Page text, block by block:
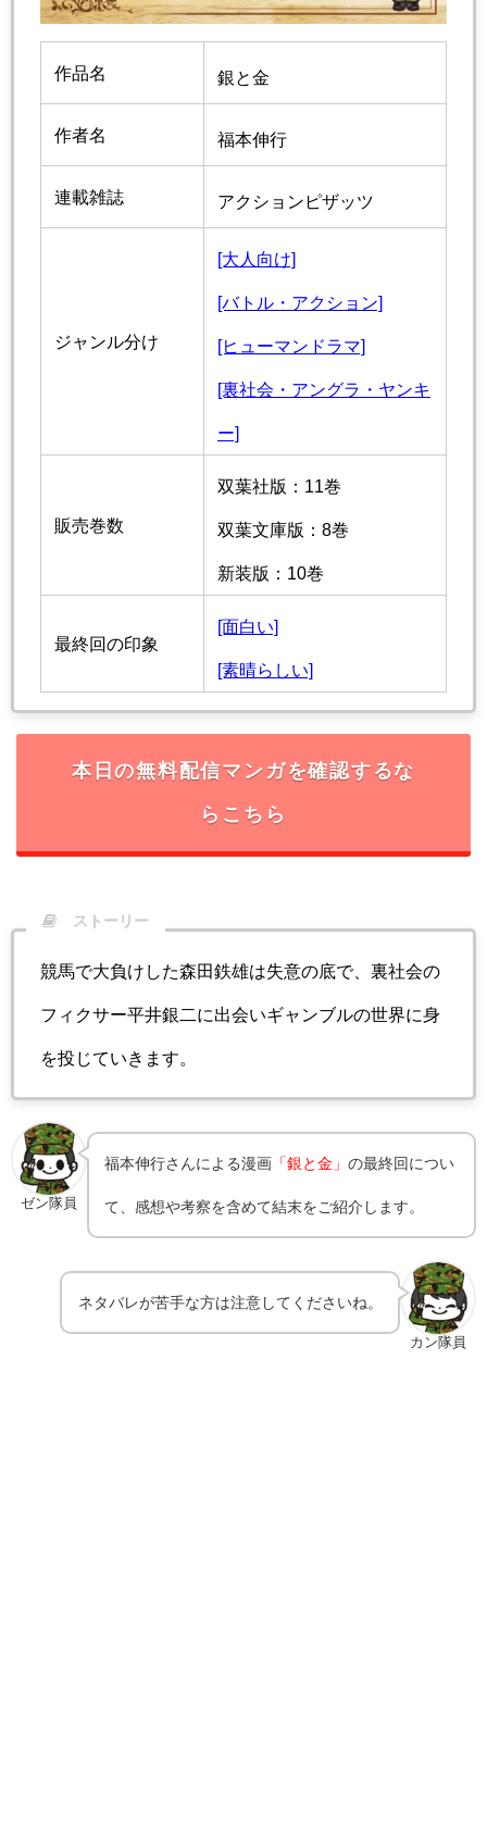
作品名 銀と金
作者名 福本伸行
連載雑誌 アクションピザッツ
ジャンル分け
[大人向け]
[バトル・アクション]
[ヒューマンドラマ]
[裏社会・アングラ・ヤンキ
ー]
販売巻数
双葉社版：11巻
双葉文庫版：8巻
新装版：10巻
最終回の印象
[面白い]
[素晴らしい]
本日の無料配信マンガを確認するな
らこちら
ストーリー
競馬で大負けした森田鉄雄は失意の底で、裏社会の
フィクサー平井銀二に出会いギャンブルの世界に身
を投じていきます。
ゼン隊員
福本伸行さんによる漫画 「銀と金」の最終回につい
て、感想や考察を含めて結末をご紹介します。
カン隊員
ネタバレが苦手な方は注意してくださいね。